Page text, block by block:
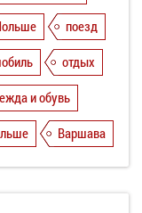
поезд
отдых
и обувь
Варшава